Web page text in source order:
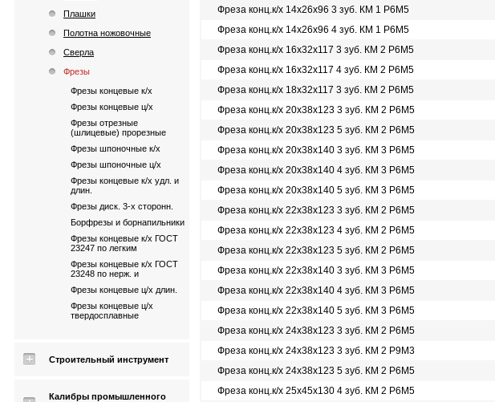
Плашки
Полотна ножовочные
Сверла
Фрезы
Фрезы концевые к/х
Фрезы концевые ц/х
Фрезы отрезные
(шлицевые) прорезные
Фрезы шпоночные к/х
Фрезы шпоночные ц/х
Фрезы концевые к/х удл. и
длин.
Фрезы диск. 3-х сторонн.
Борфрезы и борнапильники
Фрезы концевые к/х ГОСТ
23247 по легким
Фрезы концевые к/х ГОСТ
23248 по нерж. и
Фрезы концевые ц/х длин.
Фрезы концевые ц/х
твердосплавные
Строительный инструмент
Калибры промышленного
Фреза конц.к/х 14х26х96 3 зуб. КМ 1 Р6М5
Фреза конц.к/х 14х26х96 4 зуб. КМ 1 Р6М5
Фреза конц.к/х 16х32х117 3 зуб. КМ 2 Р6М5
Фреза конц.к/х 16х32х117 4 зуб. КМ 2 Р6М5
Фреза конц.к/х 18х32х117 3 зуб. КМ 2 Р6М5
Фреза конц.к/х 20х38х123 3 зуб. КМ 2 Р6М5
Фреза конц.к/х 20х38х123 5 зуб. КМ 2 Р6М5
Фреза конц.к/х 20х38х140 3 зуб. КМ 3 Р6М5
Фреза конц.к/х 20х38х140 4 зуб. КМ 3 Р6М5
Фреза конц.к/х 20х38х140 5 зуб. КМ 3 Р6М5
Фреза конц.к/х 22х38х123 3 зуб. КМ 2 Р6М5
Фреза конц.к/х 22х38х123 4 зуб. КМ 2 Р6М5
Фреза конц.к/х 22х38х123 5 зуб. КМ 2 Р6М5
Фреза конц.к/х 22х38х140 3 зуб. КМ 3 Р6М5
Фреза конц.к/х 22х38х140 4 зуб. КМ 3 Р6М5
Фреза конц.к/х 22х38х140 5 зуб. КМ 3 Р6М5
Фреза конц.к/х 24х38х123 3 зуб. КМ 2 Р6М5
Фреза конц.к/х 24х38х123 3 зуб. КМ 2 Р9М3
Фреза конц.к/х 24х38х123 5 зуб. КМ 2 Р6М5
Фреза конц.к/х 25х45х130 4 зуб. КМ 2 Р6М5